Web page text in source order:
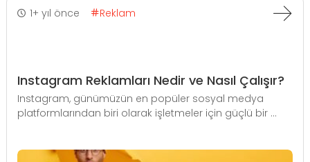
1+ yıl önce Reklam
Instagram Reklamları Nedir ve Nasıl Çalışır?
Instagram, günümüzün en popüler sosyal medya
platformlarından biri olarak işletmeler için güçlü bir ...